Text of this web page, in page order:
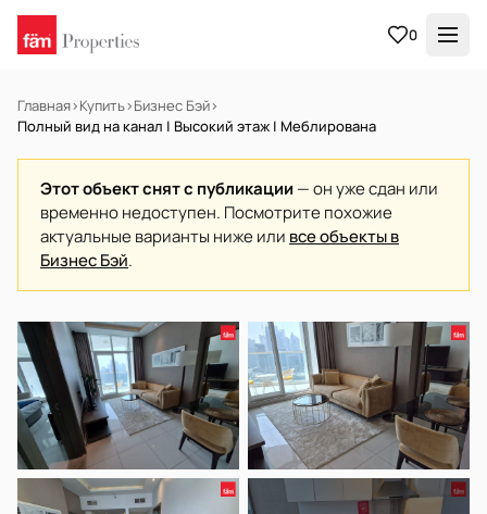
0
Главная›Купить›Бизнес Бэй›
Полный вид на канал | Высокий этаж | Меблирована
Этот объект снят с публикации — он уже сдан или
временно недоступен. Посмотрите похожие
актуальные варианты ниже или все объекты в
Бизнес Бэй.
В АРЕНДУ Готов к заселению